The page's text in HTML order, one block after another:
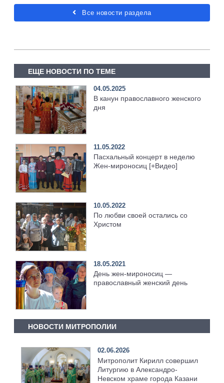
Все новости раздела
ЕЩЕ НОВОСТИ ПО ТЕМЕ
04.05.2025
В канун православного женского
дня
11.05.2022
Пасхальный концерт в неделю
Жен-мироносиц [+Видео]
10.05.2022
По любви своей остались со
Христом
18.05.2021
День жен-мироносиц —
православный женский день
НОВОСТИ МИТРОПОЛИИ
02.06.2026
Митрополит Кирилл совершил
Литургию в Александро-
Невском храме города Казани